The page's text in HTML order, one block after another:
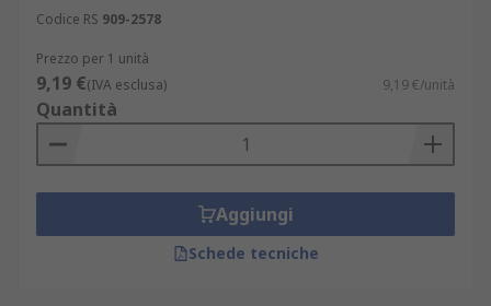
Codice RS 909-2578
Prezzo per 1 unità
9,19 €(IVA esclusa) 9,19 €/unità
Quantità
Aggiungi
Schede tecniche